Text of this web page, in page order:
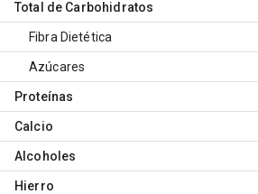
Total de Carbohidratos
Fibra Dietética
Azúcares
Proteínas
Calcio
Alcoholes
Hierro